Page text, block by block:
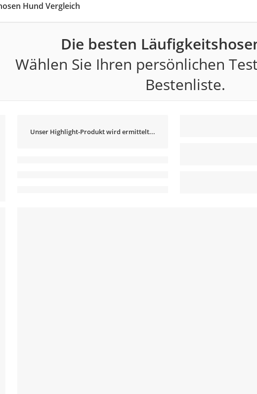
Hund Vergleich
Die besten
Wählen Sie Ihren persönlichen
Bestenliste.
Unser Highlight-Produkt wird ermittelt...